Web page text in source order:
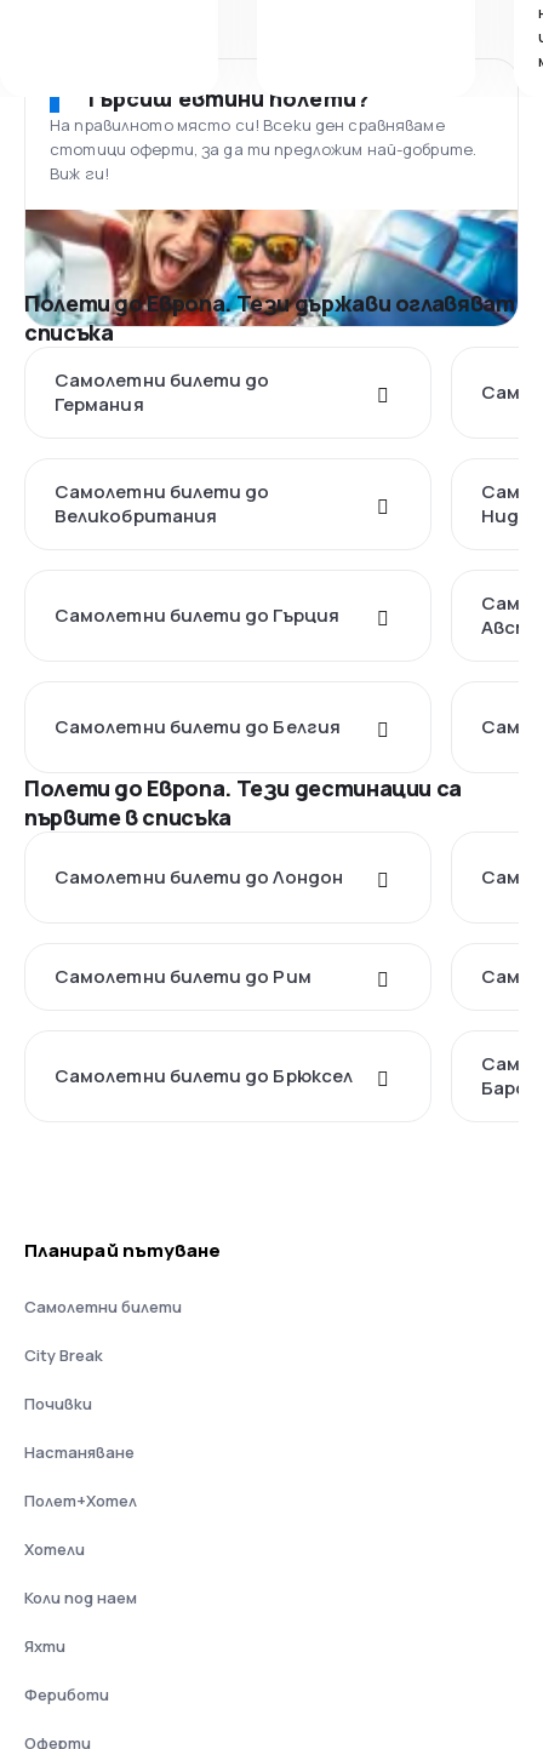
Търсиш евтини полети?
На правилното място си! Всеки ден сравняваме
стотици оферти, за да ти предложим най-добрите.
Виж ги!
Полети до Европа. Тези държави оглавяват
списъка
Самолетни билети до
Германия
Самолетни билети до
Великобритания
Самолетни билети до Гърция
Самолетни билети до Белгия
Полети до Европа. Тези дестинации са
първите в списъка
Самолетни билети до Лондон
Самолетни билети до Рим
Самолетни билети до Брюксел
Планирай пътуване
Самолетни билети
City Break
Почивки
Настаняване
Полет+Хотел
Хотели
Коли под наем
Яхти
Фериботи
Оферти